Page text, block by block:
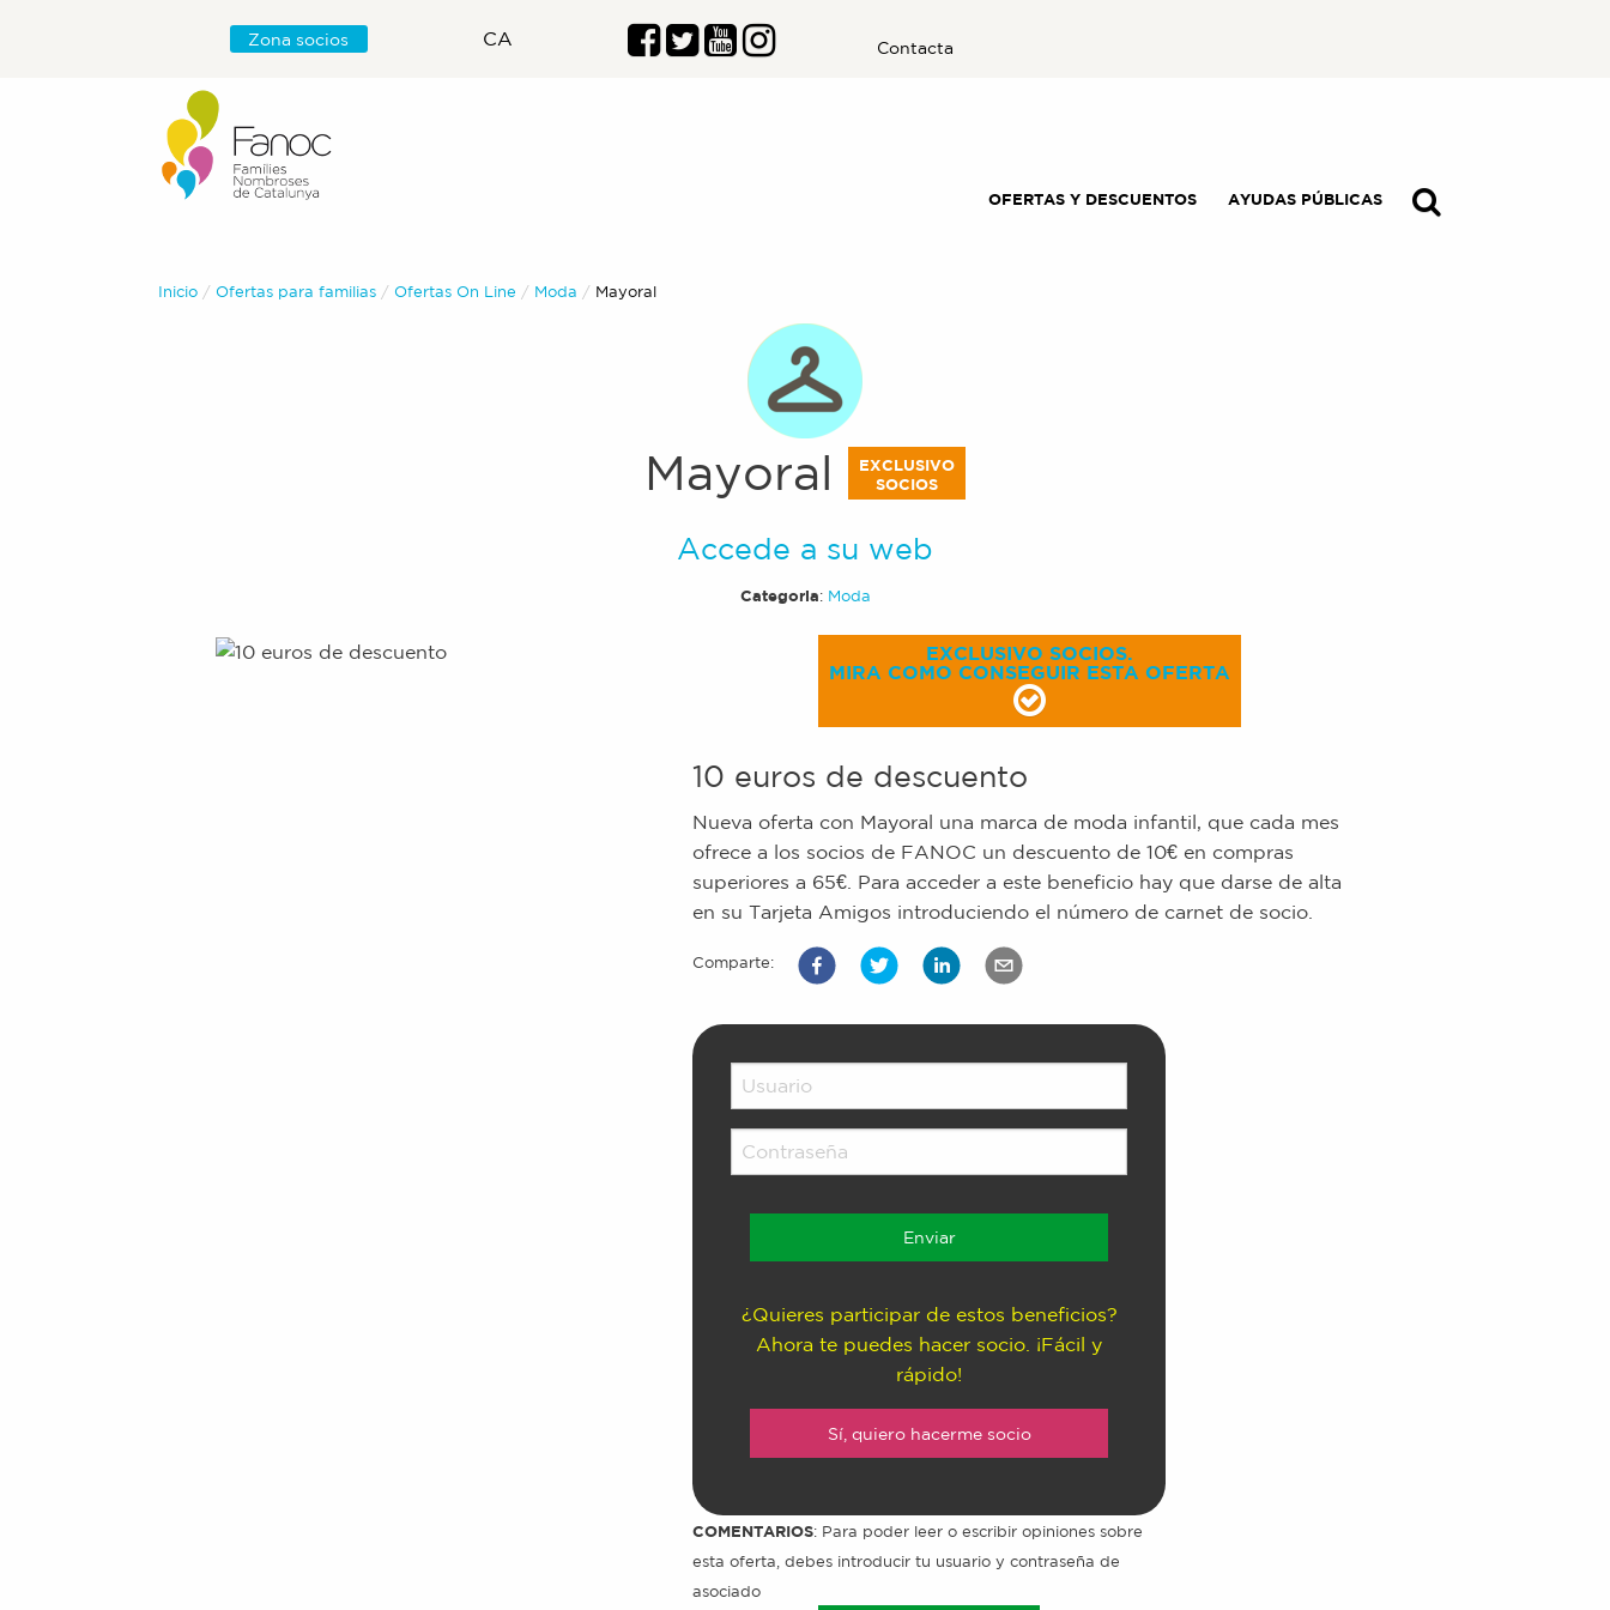
Zona socios CA Contacta
OFERTAS Y DESCUENTOS AYUDAS PÚBLICAS
Inicio Ofertas para familias Ofertas On Line Moda Actual:
Mayoral
Mayoral
EXCLUSIVO
SOCIOS
Accede a su web
Categoria: Moda
EXCLUSIVO SOCIOS.
MIRA COMO CONSEGUIR ESTA OFERTA
10 euros de descuento
Nueva oferta con Mayoral una marca de moda infantil, que cada mes
ofrece a los socios de FANOC un descuento de 10€ en compras
superiores a 65€. Para acceder a este beneficio hay que darse de alta
en su Tarjeta Amigos introduciendo el número de carnet de socio.
Comparte:
¿Quieres participar de estos beneficios?
Ahora te puedes hacer socio. ¡Fácil y
rápido!
Sí, quiero hacerme socio
COMENTARIOS: Para poder leer o escribir opiniones sobre
esta oferta, debes introducir tu usuario y contraseña de
asociado